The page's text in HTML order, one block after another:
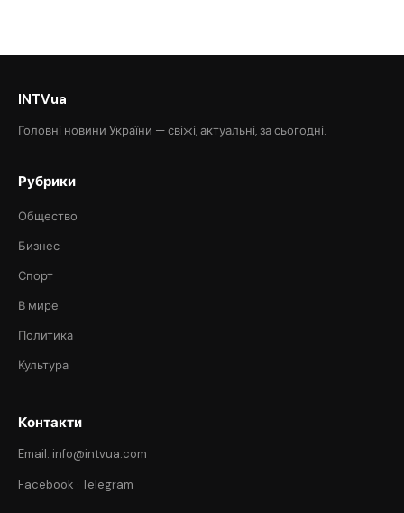
INTVua
Головні новини України — свіжі, актуальні, за сьогодні.
Рубрики
Общество
Бизнес
Спорт
В мире
Политика
Культура
Контакти
Email: info@intvua.com
Facebook · Telegram